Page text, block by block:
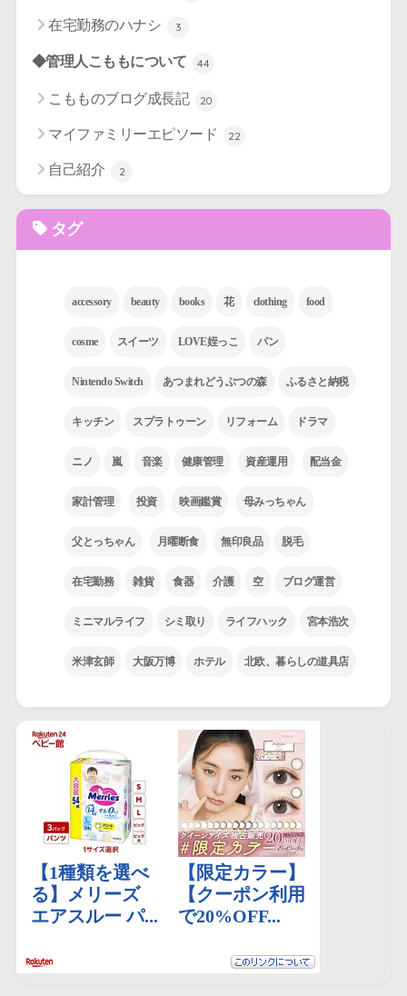
在宅勤務のハナシ 3
◆管理人こももについて 44
こもものブログ成長記 20
マイファミリーエピソード 22
自己紹介 2
タグ
accessory beauty books 花 clothing food
cosme スイーツ LOVE姪っこ パン
Nintendo Switch あつまれどうぶつの森 ふるさと納税
キッチン スプラトゥーン リフォーム ドラマ
ニノ 嵐 音楽 健康管理 資産運用 配当金
家計管理 投資 映画鑑賞 母みっちゃん
父とっちゃん 月曜断食 無印良品 脱毛
在宅勤務 雑貨 食器 介護 空 ブログ運営
ミニマルライフ シミ取り ライフハック 宮本浩次
米津玄師 大阪万博 ホテル 北欧、暮らしの道具店